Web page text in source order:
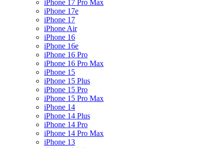
iPhone 17 Pro Max
iPhone 17e
iPhone 17
iPhone Air
iPhone 16
iPhone 16e
iPhone 16 Pro
iPhone 16 Pro Max
iPhone 15
iPhone 15 Plus
iPhone 15 Pro
iPhone 15 Pro Max
iPhone 14
iPhone 14 Plus
iPhone 14 Pro
iPhone 14 Pro Max
iPhone 13